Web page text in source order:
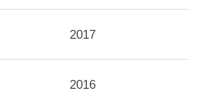
2017
2016